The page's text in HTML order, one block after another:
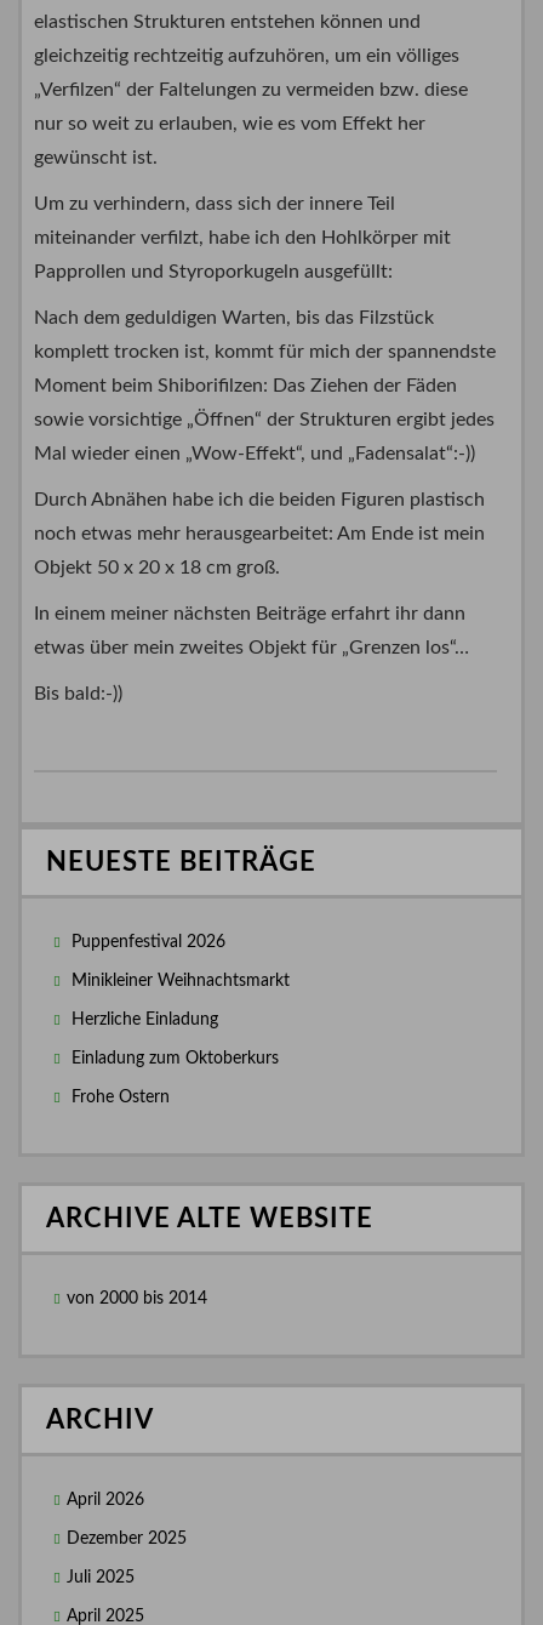
elastischen Strukturen entstehen können und
gleichzeitig rechtzeitig aufzuhören, um ein völliges
„Verfilzen“ der Faltelungen zu vermeiden bzw. diese
nur so weit zu erlauben, wie es vom Effekt her
gewünscht ist.
Um zu verhindern, dass sich der innere Teil
miteinander verfilzt, habe ich den Hohlkörper mit
Papprollen und Styroporkugeln ausgefüllt:
Nach dem geduldigen Warten, bis das Filzstück
komplett trocken ist, kommt für mich der spannendste
Moment beim Shiborifilzen: Das Ziehen der Fäden
sowie vorsichtige „Öffnen“ der Strukturen ergibt jedes
Mal wieder einen „Wow-Effekt“, und „Fadensalat“:-))
Durch Abnähen habe ich die beiden Figuren plastisch
noch etwas mehr herausgearbeitet: Am Ende ist mein
Objekt 50 x 20 x 18 cm groß.
In einem meiner nächsten Beiträge erfahrt ihr dann
etwas über mein zweites Objekt für „Grenzen los“…
Bis bald:-))
NEUESTE BEITRÄGE
Puppenfestival 2026
Minikleiner Weihnachtsmarkt
Herzliche Einladung
Einladung zum Oktoberkurs
Frohe Ostern
ARCHIVE ALTE WEBSITE
von 2000 bis 2014
ARCHIV
April 2026
Dezember 2025
Juli 2025
April 2025